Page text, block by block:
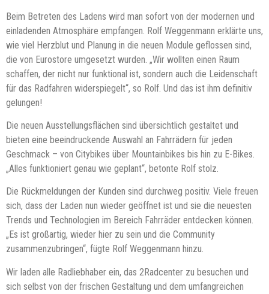
Beim Betreten des Ladens wird man sofort von der modernen und
einladenden Atmosphäre empfangen. Rolf Weggenmann erklärte uns,
wie viel Herzblut und Planung in die neuen Module geflossen sind,
die von Eurostore umgesetzt wurden. „Wir wollten einen Raum
schaffen, der nicht nur funktional ist, sondern auch die Leidenschaft
für das Radfahren widerspiegelt“, so Rolf. Und das ist ihm definitiv
gelungen!
Die neuen Ausstellungsflächen sind übersichtlich gestaltet und
bieten eine beeindruckende Auswahl an Fahrrädern für jeden
Geschmack – von Citybikes über Mountainbikes bis hin zu E-Bikes.
„Alles funktioniert genau wie geplant“, betonte Rolf stolz.
Die Rückmeldungen der Kunden sind durchweg positiv. Viele freuen
sich, dass der Laden nun wieder geöffnet ist und sie die neuesten
Trends und Technologien im Bereich Fahrräder entdecken können.
„Es ist großartig, wieder hier zu sein und die Community
zusammenzubringen“, fügte Rolf Weggenmann hinzu.
Wir laden alle Radliebhaber ein, das 2Radcenter zu besuchen und
sich selbst von der frischen Gestaltung und dem umfangreichen